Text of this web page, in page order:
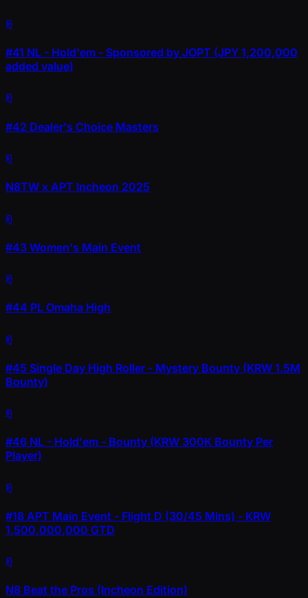
ดู
#41 NL - Hold'em - Sponsored by JOPT (JPY 1,200,000
added value)
ดู
#42 Dealer's Choice Masters
ดู
N8TW x APT Incheon 2025
ดู
#43 Women's Main Event
ดู
#44 PL Omaha High
ดู
#45 Single Day High Roller - Mystery Bounty (KRW 1.5M
Bounty)
ดู
#46 NL - Hold'em - Bounty (KRW 300K Bounty Per
Player)
ดู
#18 APT Main Event - Flight D (30/45 Mins) - KRW
1,500,000,000 GTD
ดู
N8 Beat the Pros (Incheon Edition)